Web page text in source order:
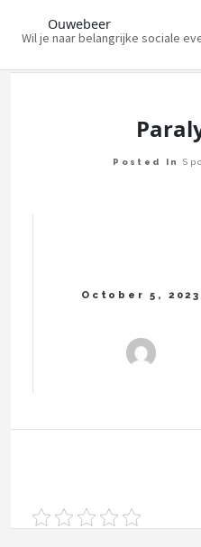
Ouwebeer
Wil je naar belangrijke sociale
Posted In